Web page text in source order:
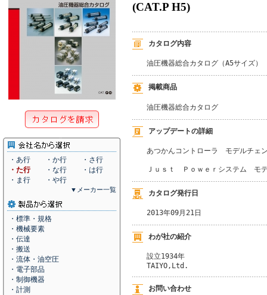
・あ行 ・か行
・さ行
・た行
・な行
・は行
・ま行
・や行
▼メーカー一覧
・標準・規格
・機械要素
・伝達
・搬送
・流体・油空圧
・電子部品
・制御機器
・計測
(CAT.P H5)
カタログ内容
油圧機器総合カタログ（A5サイズ）
掲載商品
油圧機器総合カタログ
アップデートの詳細
あつかんコントローラ　モデルチェ
Ｊｕｓｔ　Ｐｏｗｅｒシステム　モ
カタログ発行日
2013年09月21日
わが社の紹介
設立1934年
お問い合わせ